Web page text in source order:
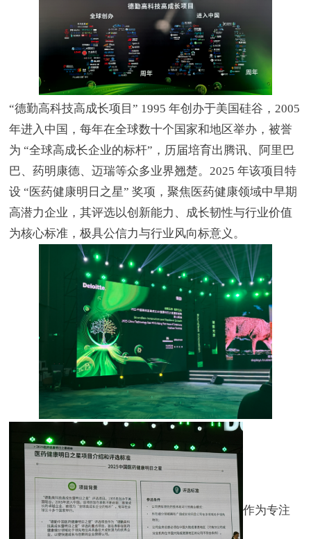
“德勤高科技高成长项目” 1995 年创办于美国硅谷，2005
年进入中国，每年在全球数十个国家和地区举办，被誉
为 “全球高成长企业的标杆”，历届培育出腾讯、阿里巴
巴、药明康德、迈瑞等众多业界翘楚。2025 年该项目特
设 “医药健康明日之星” 奖项，聚焦医药健康领域中早期
高潜力企业，其评选以创新能力、成长韧性与行业价值
为核心标准，极具公信力与行业风向标意义。
作为专注